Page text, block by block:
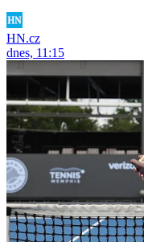
HN.cz
dnes, 11:15